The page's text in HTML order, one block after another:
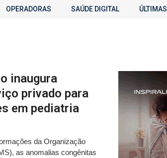
OPERADORAS SAÚDE DIGITAL ÚLTIMAS
inaugura
privado para
em pediatria
da Organização
as anomalias congênitas